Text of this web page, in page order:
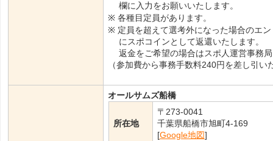
欄に入力をお願いいたします。
※ 各種目定員があります。
※ 定員を超えて選考外になった場合のエ
にスポコインとして返還いたします。
返金をご希望の場合はスポ人運営事務
（参加費から事務手数料240円を差し引
オールサムズ船橋
所在地
〒273-0041
千葉県船橋市旭町4-169
[Google地図]